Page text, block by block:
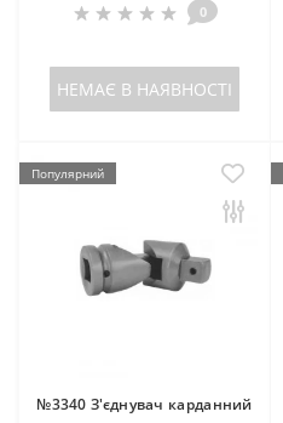
0
НЕМАЄ В НАЯВНОСТІ
Популярний
№3340 З'єднувач карданний